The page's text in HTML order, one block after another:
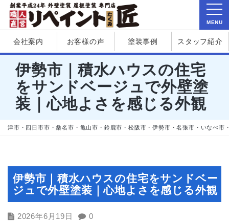
会社案内 お客様の声 塗装事例 スタッフ紹介
伊勢市｜積水ハウスの住宅
をサンドベージュで外壁塗
装｜心地よさを感じる外観
津市・四日市市・桑名市・亀山市・鈴鹿市・松阪市・伊勢市・名張市・いなべ市
伊勢市｜積水ハウスの住宅をサンドベー
ジュで外壁塗装｜心地よさを感じる外観
2026年6月19日 0
MENU